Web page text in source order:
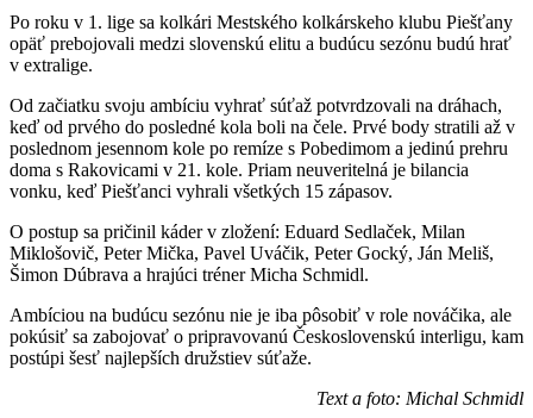
Po roku v 1. lige sa kolkári Mestského kolkárskeho klubu Piešťany
opäť prebojovali medzi slovenskú elitu a budúcu sezónu budú hrať
v extralige.
Od začiatku svoju ambíciu vyhrať súťaž potvrdzovali na dráhach,
keď od prvého do posledné kola boli na čele. Prvé body stratili až v
poslednom jesennom kole po remíze s Pobedimom a jedinú prehru
doma s Rakovicami v 21. kole. Priam neuveritelná je bilancia
vonku, keď Piešťanci vyhrali všetkých 15 zápasov.
O postup sa pričinil káder v zložení: Eduard Sedlaček, Milan
Miklošovič, Peter Mička, Pavel Uváčik, Peter Gocký, Ján Meliš,
Šimon Dúbrava a hrajúci tréner Micha Schmidl.
Ambíciou na budúcu sezónu nie je iba pôsobiť v role nováčika, ale
pokúsiť sa zabojovať o pripravovanú Československú interligu, kam
postúpi šesť najlepších družstiev súťaže.
Text a foto: Michal Schmidl